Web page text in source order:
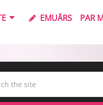
EMUĀRS PAR